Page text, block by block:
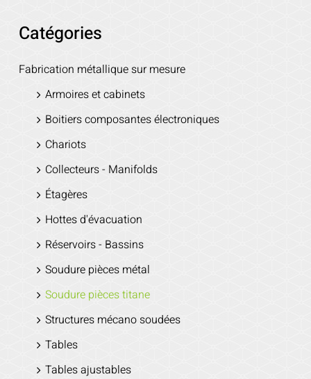
Catégories
Fabrication métallique sur mesure
Armoires et cabinets
Boitiers composantes électroniques
Chariots
Collecteurs - Manifolds
Étagères
Hottes d'évacuation
Réservoirs - Bassins
Soudure pièces métal
Soudure pièces titane
Structures mécano soudées
Tables
Tables ajustables